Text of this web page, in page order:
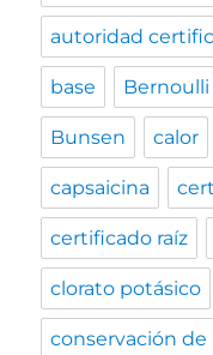
autoridad
base Bernoulli
Bunsen calor
capsaicina
certificado raíz
clorato potásico
conservación de